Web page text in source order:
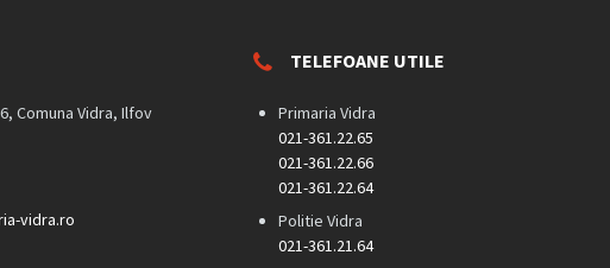
Comuna Vidra, Ilfov
vidra.ro
TELEFOANE UTILE
Primaria Vidra
021-361.22.65
021-361.22.66
021-361.22.64
Politie Vidra
021-361.21.64